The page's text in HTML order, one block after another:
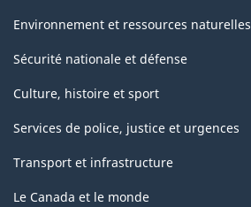
Environnement et ressources naturelles
Sécurité nationale et défense
Culture, histoire et sport
Services de police, justice et urgences
Transport et infrastructure
Le Canada et le monde